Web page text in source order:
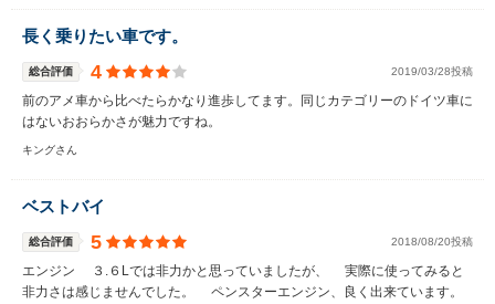
長く乗りたい車です。
総合評価 4 2019/03/28投稿
前のアメ車から比べたらかなり進歩してます。同じカテゴリーのドイツ車に
はないおおらかさが魅力ですね。
キングさん
ベストバイ
総合評価 5 2018/08/20投稿
エンジン ３.６Lでは非力かと思っていましたが、 実際に使ってみると
非力さは感じませんでした。 ペンスターエンジン、良く出来ています。